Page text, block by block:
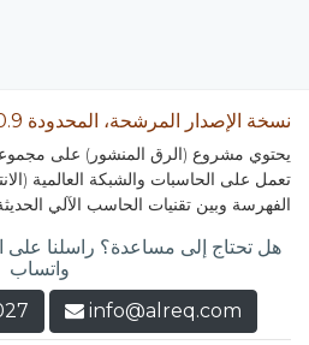
نسخة الإصدار المرشحة، المحدودة v0.9
يحتوي مشروع (الرق المنشور) على
تعمل على الحاسبات والشبكة العالمية
الفهرسة وبين تقنيات الحاسب الآلي
هل تحتاج إلى مساعدة؟ راسلنا على
واتساب
info@alreq.com